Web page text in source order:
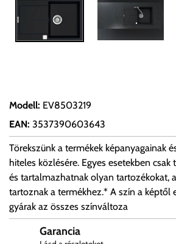
Modell: EV8503219
EAN: 3537390603643
Törekszünk a termékek képanyagainak
hiteles közlésére. Egyes esetekben csak
és tartalmazhatnak olyan tartozékokat,
tartoznak a termékhez.* A szín a képtől
gyárak az összes színváltoza
Garancia